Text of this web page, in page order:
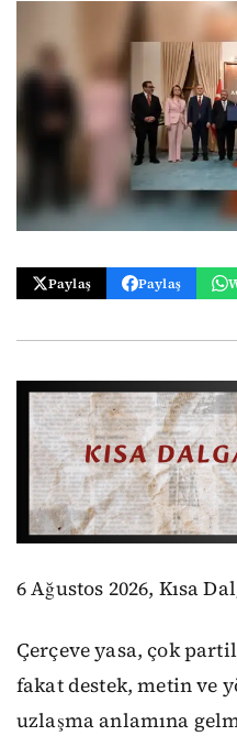
Paylaş Paylaş
6 Ağustos 2026, Kısa
Çerçeve yasa, çok
fakat destek, metin ve
uzlaşma anlamına